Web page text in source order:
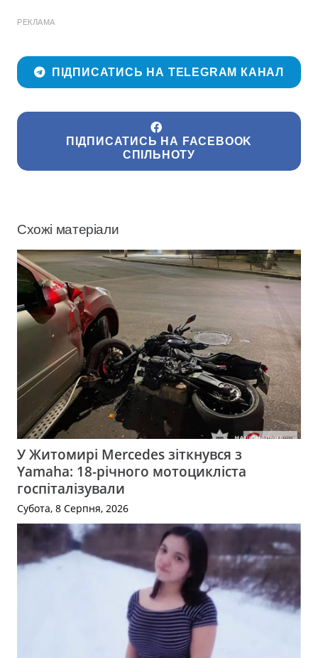
РЕКЛАМА
ПІДПИСАТИСЬ НА TELEGRAM КАНАЛ
ПІДПИСАТИСЬ НА FACEBOOK
СПІЛЬНОТУ
Схожі матеріали
У Житомирі Mercedes зіткнувся з
Yamaha: 18-річного мотоцикліста
госпіталізували
Субота, 8 Серпня, 2026